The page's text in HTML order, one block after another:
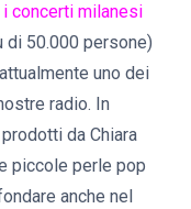
i concerti milanesi
di 50.000 persone)
uno dei
radio. In
da Chiara
piccole perle pop
anche nel